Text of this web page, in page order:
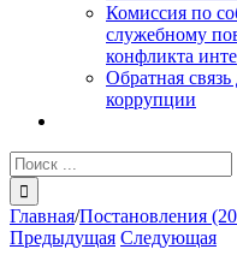
Комиссия по
служебному
конфликта
Обратная
коррупции
Результат
поиска:
Главная/Постановления
Предыдущая Следующая